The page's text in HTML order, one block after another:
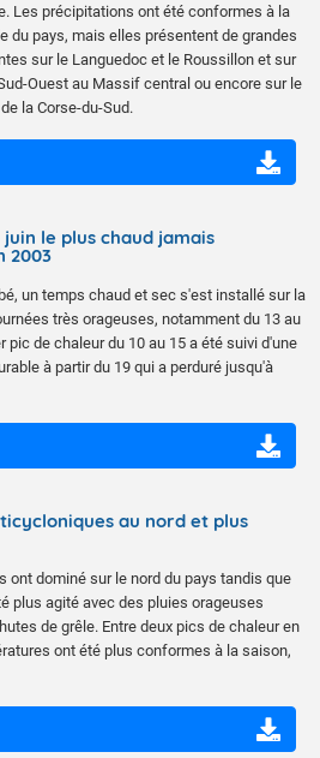
Les précipitations ont été conformes à la
du pays, mais elles présentent de grandes
sur le Languedoc et le Roussillon et sur
Ouest au Massif central ou encore sur le
la Corse-du-Sud.
juin le plus chaud jamais
2003
un temps chaud et sec s'est installé sur la
très orageuses, notamment du 13 au
pic de chaleur du 10 au 15 a été suivi d'une
à partir du 19 qui a perduré jusqu'à
au nord et plus
ont dominé sur le nord du pays tandis que
plus agité avec des pluies orageuses
de grêle. Entre deux pics de chaleur en
ont été plus conformes à la saison,